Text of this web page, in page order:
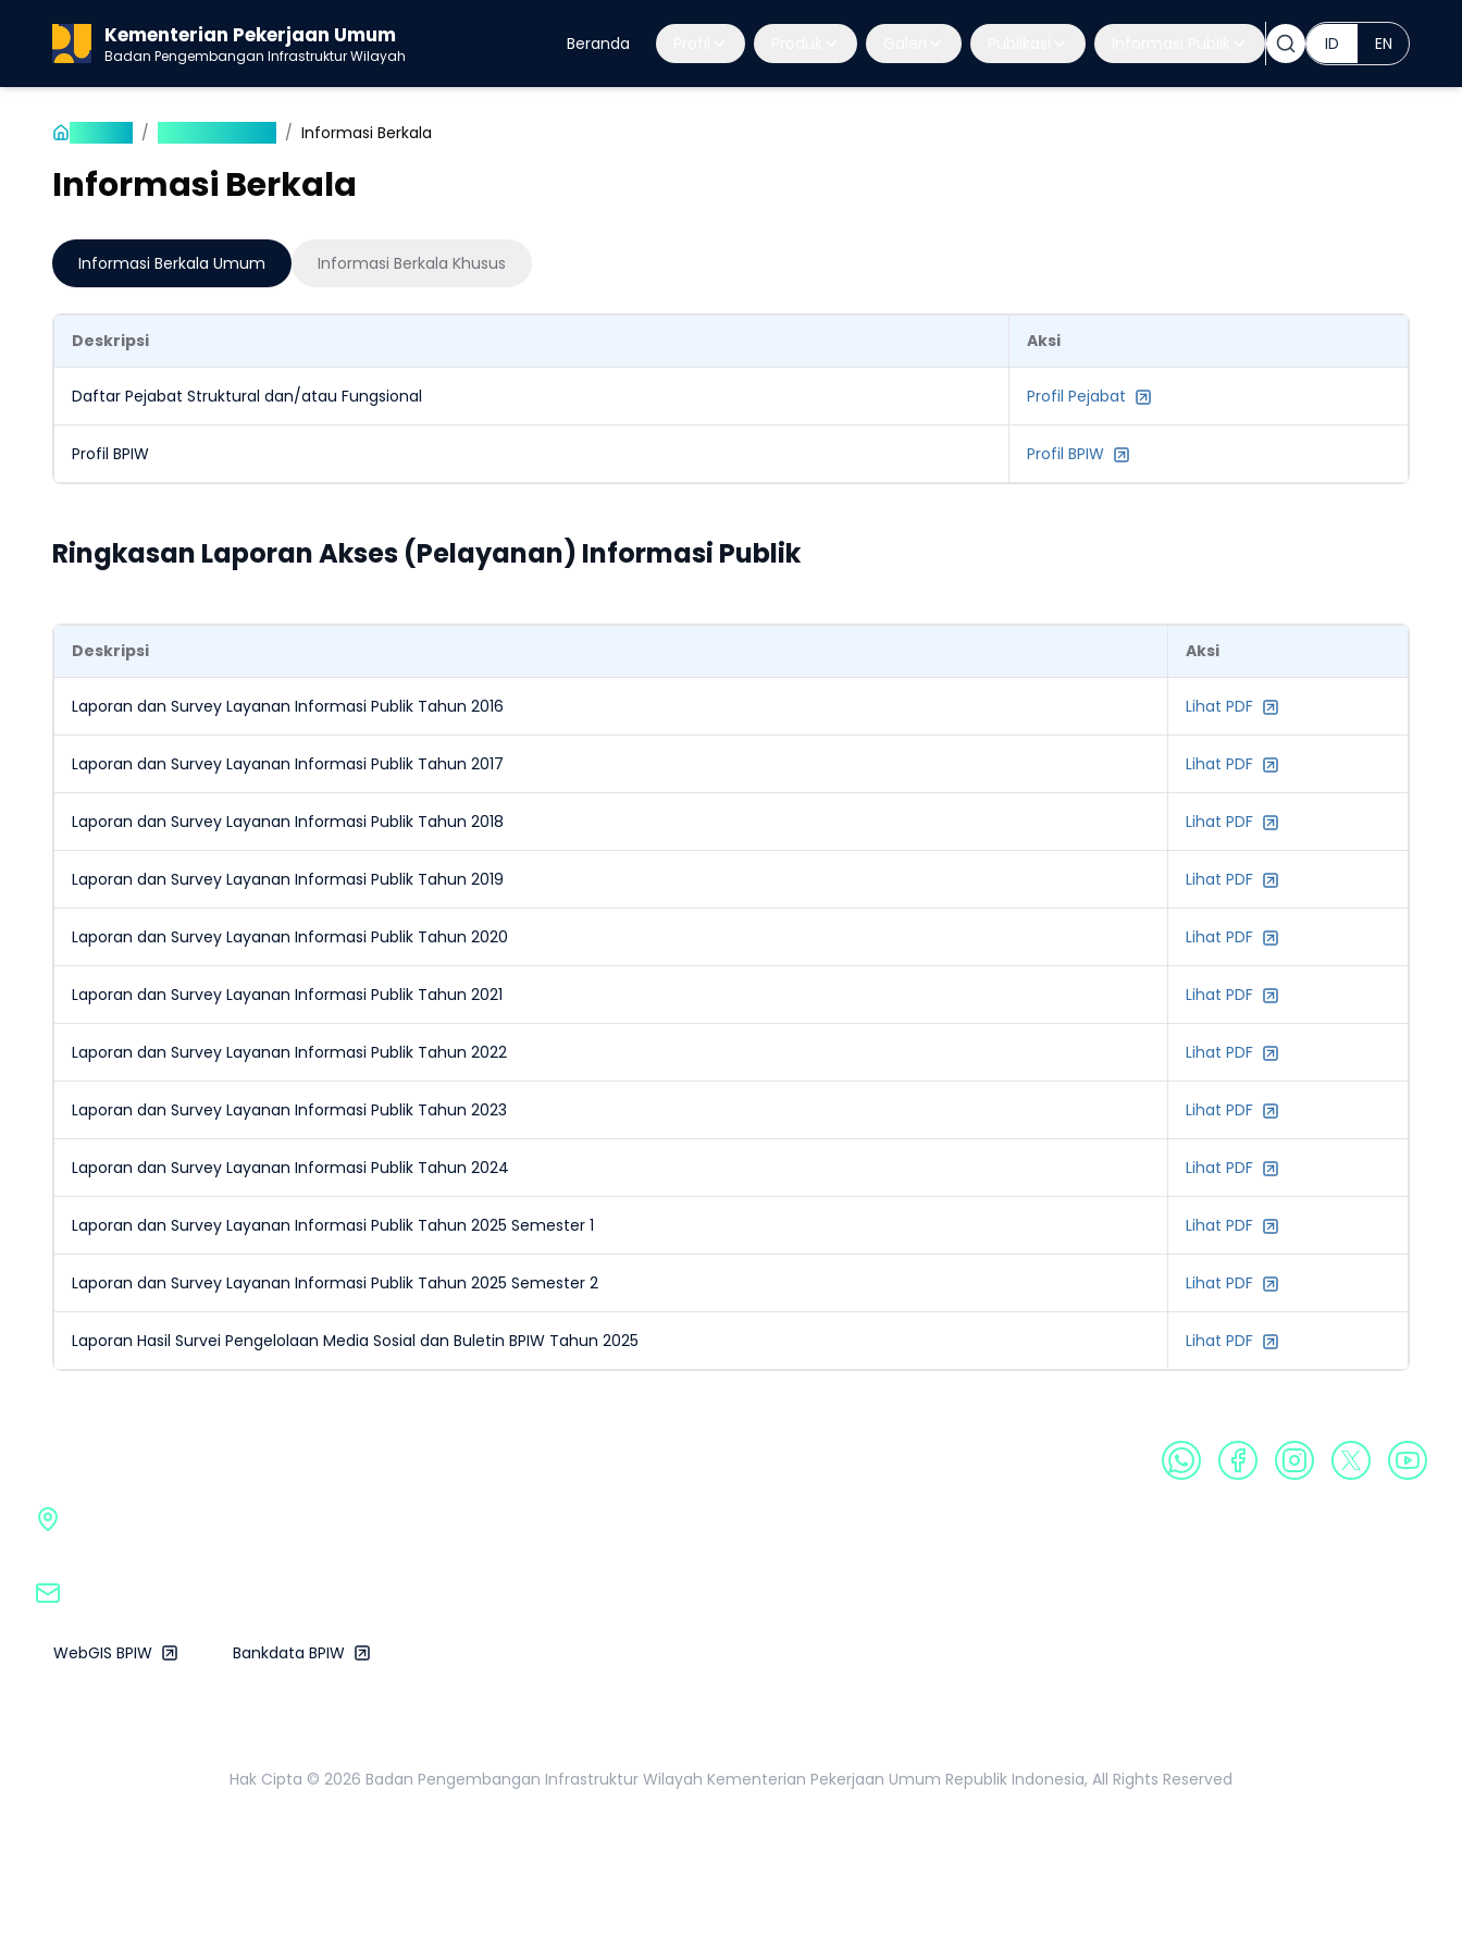
Kementerian Pekerjaan Umum
Badan Pengembangan Infrastruktur Wilayah
Beranda ID EN
/ / Informasi Berkala
Informasi Berkala
Informasi Berkala Umum Informasi Berkala Khusus
Deskripsi Aksi
Daftar Pejabat Struktural dan/atau Fungsional Profil Pejabat
Profil BPIW Profil BPIW
Ringkasan Laporan Akses (Pelayanan) Informasi Publik
Deskripsi Aksi
Laporan dan Survey Layanan Informasi Publik Tahun 2016 Lihat PDF
Laporan dan Survey Layanan Informasi Publik Tahun 2017 Lihat PDF
Laporan dan Survey Layanan Informasi Publik Tahun 2018 Lihat PDF
Laporan dan Survey Layanan Informasi Publik Tahun 2019 Lihat PDF
Laporan dan Survey Layanan Informasi Publik Tahun 2020 Lihat PDF
Laporan dan Survey Layanan Informasi Publik Tahun 2021 Lihat PDF
Laporan dan Survey Layanan Informasi Publik Tahun 2022 Lihat PDF
Laporan dan Survey Layanan Informasi Publik Tahun 2023 Lihat PDF
Laporan dan Survey Layanan Informasi Publik Tahun 2024 Lihat PDF
Laporan dan Survey Layanan Informasi Publik Tahun 2025 Semester 1 Lihat PDF
Laporan dan Survey Layanan Informasi Publik Tahun 2025 Semester 2 Lihat PDF
Laporan Hasil Survei Pengelolaan Media Sosial dan Buletin BPIW Tahun 2025 Lihat PDF
WebGIS BPIW Bankdata BPIW
Hak Cipta © 2026 Badan Pengembangan Infrastruktur Wilayah Kementerian Pekerjaan Umum Republik Indonesia, All Rights Reserved